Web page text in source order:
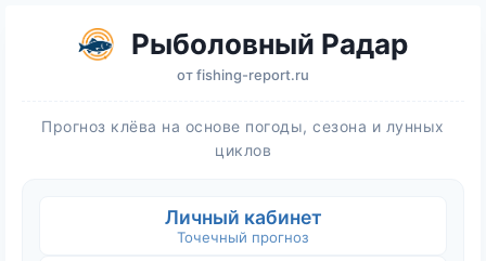
Рыболовный Радар
отfishing-report.ru
Прогноз клёва на основе погоды, сезона и лунных
циклов
Личный кабинет
Точечный прогноз